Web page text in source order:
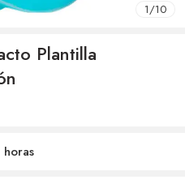
1/10
Plantilla